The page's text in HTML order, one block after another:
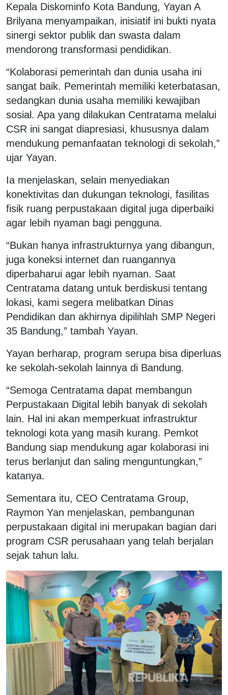
Kepala Diskominfo Kota Bandung, Yayan A
Brilyana menyampaikan, inisiatif ini bukti nyata
sinergi sektor publik dan swasta dalam
mendorong transformasi pendidikan.
“Kolaborasi pemerintah dan dunia usaha ini
sangat baik. Pemerintah memiliki keterbatasan,
sedangkan dunia usaha memiliki kewajiban
sosial. Apa yang dilakukan Centratama melalui
CSR ini sangat diapresiasi, khususnya dalam
mendukung pemanfaatan teknologi di sekolah,”
ujar Yayan.
Ia menjelaskan, selain menyediakan
konektivitas dan dukungan teknologi, fasilitas
fisik ruang perpustakaan digital juga diperbaiki
agar lebih nyaman bagi pengguna.
“Bukan hanya infrastrukturnya yang dibangun,
juga koneksi internet dan ruangannya
diperbaharui agar lebih nyaman. Saat
Centratama datang untuk berdiskusi tentang
lokasi, kami segera melibatkan Dinas
Pendidikan dan akhirnya dipilihlah SMP Negeri
35 Bandung,” tambah Yayan.
Yayan berharap, program serupa bisa diperluas
ke sekolah-sekolah lainnya di Bandung.
“Semoga Centratama dapat membangun
Perpustakaan Digital lebih banyak di sekolah
lain. Hal ini akan memperkuat infrastruktur
teknologi kota yang masih kurang. Pemkot
Bandung siap mendukung agar kolaborasi ini
terus berlanjut dan saling menguntungkan,”
katanya.
Sementara itu, CEO Centratama Group,
Raymon Yan menjelaskan, pembangunan
perpustakaan digital ini merupakan bagian dari
program CSR perusahaan yang telah berjalan
sejak tahun lalu.